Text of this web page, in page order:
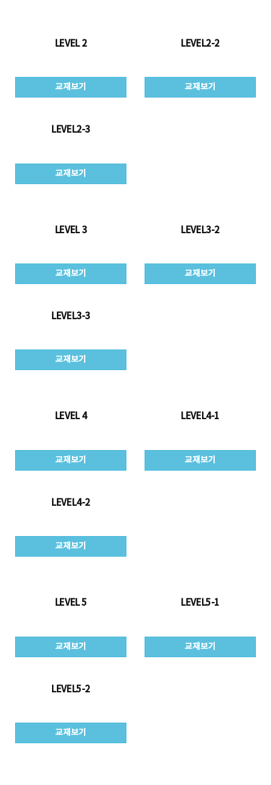
LEVEL 2
교재보기
LEVEL2-2
교재보기
LEVEL2-3
교재보기
LEVEL 3
교재보기
LEVEL3-2
교재보기
LEVEL3-3
교재보기
LEVEL 4
교재보기
LEVEL4-1
교재보기
LEVEL4-2
교재보기
LEVEL 5
교재보기
LEVEL5-1
교재보기
LEVEL5-2
교재보기